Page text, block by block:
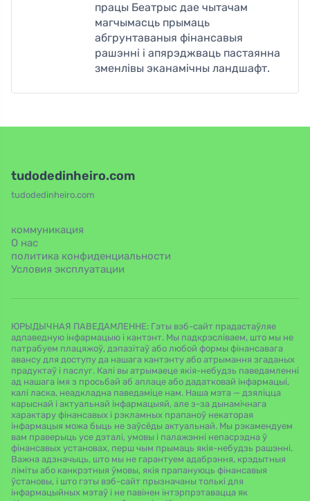
працы Беатрыс дае чытачам
магчымасць прымаць
абгрунтаваныя фінансавыя
рашэнні і апярэджваць пастаянна
зменлівы эканамічны ландшафт.
tudodedinheiro.com
tudodedinheiro.com
коммуникация
О нас
политика конфиденциальности
Условия эксплуатации
ЮРЫДЫЧНАЯ ПАВЕДАМЛЕННЕ: Гэты вэб-сайт прадастаўляе
адпаведную інфармацыю і кантэнт. Мы падкрэсліваем, што мы не
патрабуем плацяжоў, дэпазітаў або любой формы фінансавага
авансу для доступу да нашага кантэнту або атрымання згаданых
прадуктаў і паслуг. Калі вы атрымаеце якія-небудзь паведамленні
ад нашага імя з просьбай аб аплаце або дадатковай інфармацыі,
калі ласка, неадкладна паведаміце нам. Наша мэта — дзяліцца
карыснай і актуальнай інфармацыяй, але з-за дынамічнага
характару фінансавых і рэкламных прапаноў некаторая
інфармацыя можа быць не заўсёды актуальнай. Мы рэкамендуем
вам праверыць усе дэталі, умовы і палажэнні непасрэдна ў
фінансавых установах, перш чым прымаць якія-небудзь рашэнні.
Важна адзначыць, што мы не гарантуем адабрэння, крэдытныя
ліміты або канкрэтныя ўмовы, якія прапануюць фінансавыя
ўстановы, і што гэты вэб-сайт прызначаны толькі для
інфармацыйных мэтаў і не павінен інтэрпрэтавацца як